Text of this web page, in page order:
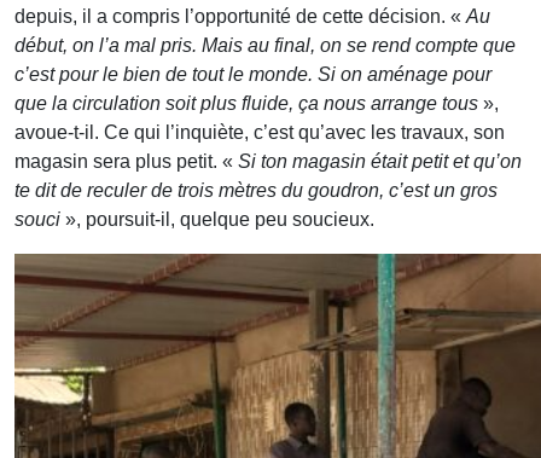
depuis, il a compris l’opportunité de cette décision. « Au
début, on l’a mal pris. Mais au final, on se rend compte que
c’est pour le bien de tout le monde. Si on aménage pour
que la circulation soit plus fluide, ça nous arrange tous »,
avoue-t-il. Ce qui l’inquiète, c’est qu’avec les travaux, son
magasin sera plus petit. « Si ton magasin était petit et qu’on
te dit de reculer de trois mètres du goudron, c’est un gros
souci », poursuit-il, quelque peu soucieux.